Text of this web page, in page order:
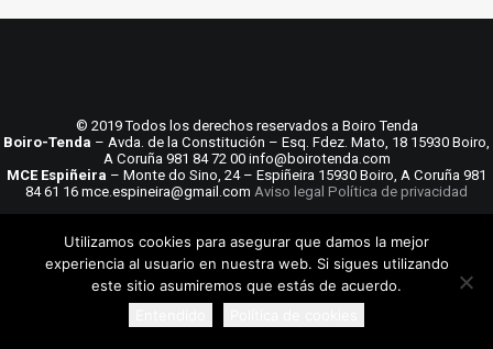
© 2019 Todos los derechos reservados a Boiro Tenda
Boiro-Tenda – Avda. de la Constitución – Esq. Fdez. Mato, 18 15930 Boiro,
A Coruña 981 84 72 00 info@boirotenda.com
MCE Espiñeira – Monte do Sino, 24 – Espiñeira 15930 Boiro, A Coruña 981
84 61 16 mce.espineira@gmail.com Aviso legal Política de privacidad
Utilizamos cookies para asegurar que damos la mejor
experiencia al usuario en nuestra web. Si sigues utilizando
este sitio asumiremos que estás de acuerdo.